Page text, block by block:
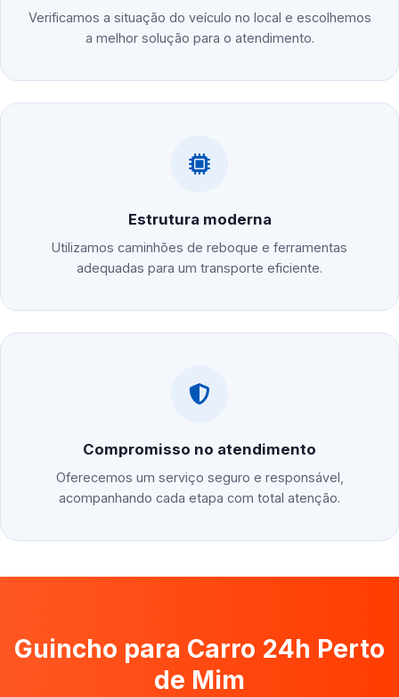
Verificamos a situação do veículo no local e escolhemos
a melhor solução para o atendimento.
Estrutura moderna
Utilizamos caminhões de reboque e ferramentas
adequadas para um transporte eficiente.
Compromisso no atendimento
Oferecemos um serviço seguro e responsável,
acompanhando cada etapa com total atenção.
Guincho para Carro 24h Perto
de Mim